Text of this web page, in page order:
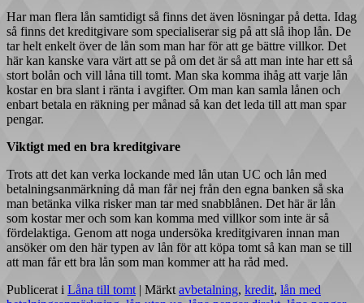
Har man flera lån samtidigt så finns det även lösningar på detta. Idag
så finns det kreditgivare som specialiserar sig på att slå ihop lån. De
tar helt enkelt över de lån som man har för att ge bättre villkor. Det
här kan kanske vara värt att se på om det är så att man inte har ett så
stort bolån och vill låna till tomt. Man ska komma ihåg att varje lån
kostar en bra slant i ränta i avgifter. Om man kan samla lånen och
enbart betala en räkning per månad så kan det leda till att man spar
pengar.
Viktigt med en bra kreditgivare
Trots att det kan verka lockande med lån utan UC och lån med
betalningsanmärkning då man får nej från den egna banken så ska
man betänka vilka risker man tar med snabblånen. Det här är lån
som kostar mer och som kan komma med villkor som inte är så
fördelaktiga. Genom att noga undersöka kreditgivaren innan man
ansöker om den här typen av lån för att köpa tomt så kan man se till
att man får ett bra lån som man kommer att ha råd med.
Publicerat i Låna till tomt | Märkt avbetalning, kredit, lån med